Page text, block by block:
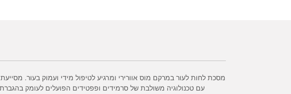
מסכת לחות לעור במרקם מוס אוורירי ומרגיע לטיפול מידי ועמוק בעור.
עם טכנולוגיה משולבת של סרמידים ופפטידים הפועלים לעומק